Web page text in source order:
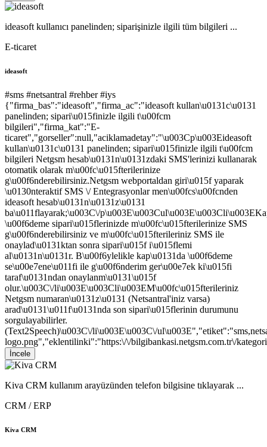
ideasoft kullanıcı panelinden; siparişinizle ilgili tüm bilgileri ...
E-ticaret
ideasoft
#sms #netsantral #rehber #iys
{"firma_bas":"ideasoft","firma_ac":"ideasoft kullan\u0131c\u0131
panelinden; sipari\u015finizle ilgili t\u00fcm
bilgileri","firma_kat":"E-
ticaret","gorseller":null,"aciklamadetay":"\u003Cp\u003Eideasoft
kullan\u0131c\u0131 panelinden; sipari\u015finizle ilgili t\u00fcm
bilgileri Netgsm hesab\u0131n\u0131zdaki SMS'lerinizi kullanarak
otomatik olarak m\u00fc\u015fterilerinize
g\u00f6nderebilirsiniz.Netgsm webportaldan giri\u015f yaparak
\u0130nteraktif SMS \/ Entegrasyonlar men\u00fcs\u00fcnden
ideasoft hesab\u0131n\u0131z\u0131
ba\u011flayarak;\u003C\/
\u00f6deme sipari\u015flerinizde m\u00fc\u015fterilerinize SMS
g\u00f6nderebilirsiniz ve m\u00fc\u015fterileriniz SMS ile
onaylad\u0131ktan sonra sipari\u015f i\u015flemi
al\u0131n\u0131r. B\u00f6ylelikle kap\u0131da \u00f6deme
se\u00e7ene\u011fi ile g\u00f6nderim ger\u00e7ek ki\u015fi
taraf\u0131ndan onaylanm\u0131\u015f
olur.\u003C\/li\u003E\u003Cli\u003EM\u00fc\u015fterileriniz
Netgsm numaran\u0131z\u0131 (Netsantral'iniz varsa)
arad\u0131\u011f\u0131nda son sipari\u015flerinin durumunu
sorgulayabilirler.
(Text2Speech)\u003C\/li\u003E\u003C\/
logo.png","eklentilinki":"https:\/\/bilgibankasi.netgsm.com.tr\/
İncele
Kiva CRM kullanım arayüzünden telefon bilgisine tıklayarak ...
CRM / ERP
Kiva CRM